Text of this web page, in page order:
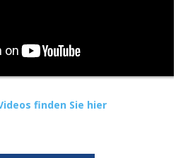
finden Sie hier